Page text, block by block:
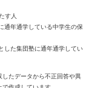
す人
通年通学している中学生の保
した集団塾に通年通学してい
たデータから不正回答や異